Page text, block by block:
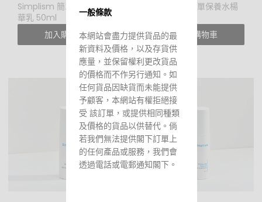
Simplism 簡單保養A醇精
華乳 50ml
加入購物車
Simplism 簡單保養水楊
加入購物車
一般條款
本網站會盡力提供貨品的最
新資料及價格，以及存貨供
應量，並保留權利更改貨品
的價格而不作另行通知。如
任何貨品因缺貨而未能提供
予顧客，本網站有權拒絕接
受 該訂單，或提供相同種類
及價格的貨品以供替代。倘
若我們無法提供閣下訂單上
的任何產品或服務，我們會
透過電話或電郵通知閣下。